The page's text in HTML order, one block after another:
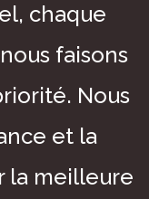
chaque
faisons
Nous
et la
la meilleure